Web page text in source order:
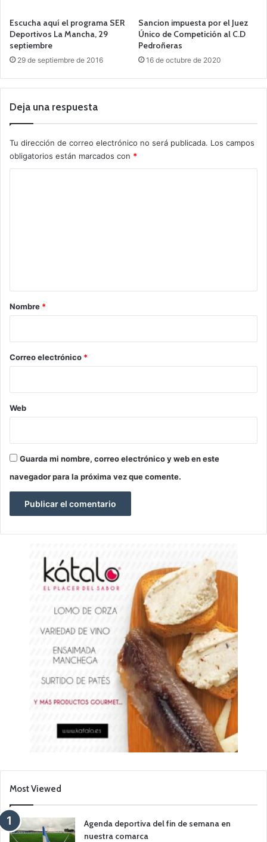
Escucha aquí el programa SER
Deportivos La Mancha, 29
septiembre
29 de septiembre de 2016
Sancion impuesta por el Juez
Único de Competición al C.D
Pedroñeras
16 de octubre de 2020
Deja una respuesta
Tu dirección de correo electrónico no será publicada. Los campos
obligatorios están marcados con *
r
*
Nombre *
Correo electrónico *
Web
Guarda mi nombre, correo electrónico y web en este
navegador para la próxima vez que comente.
Most Viewed
Agenda deportiva del fin de semana en
nuestra comarca